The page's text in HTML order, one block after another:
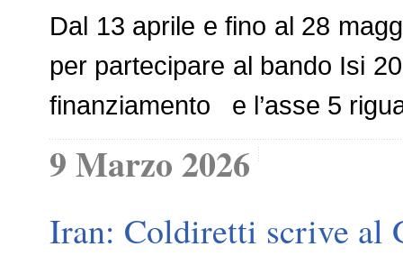
Dal 13 aprile e fino al 28
per partecipare al bando Isi
finanziamento e l’asse 5
9 Marzo 2026
Iran: Coldiretti scrive al